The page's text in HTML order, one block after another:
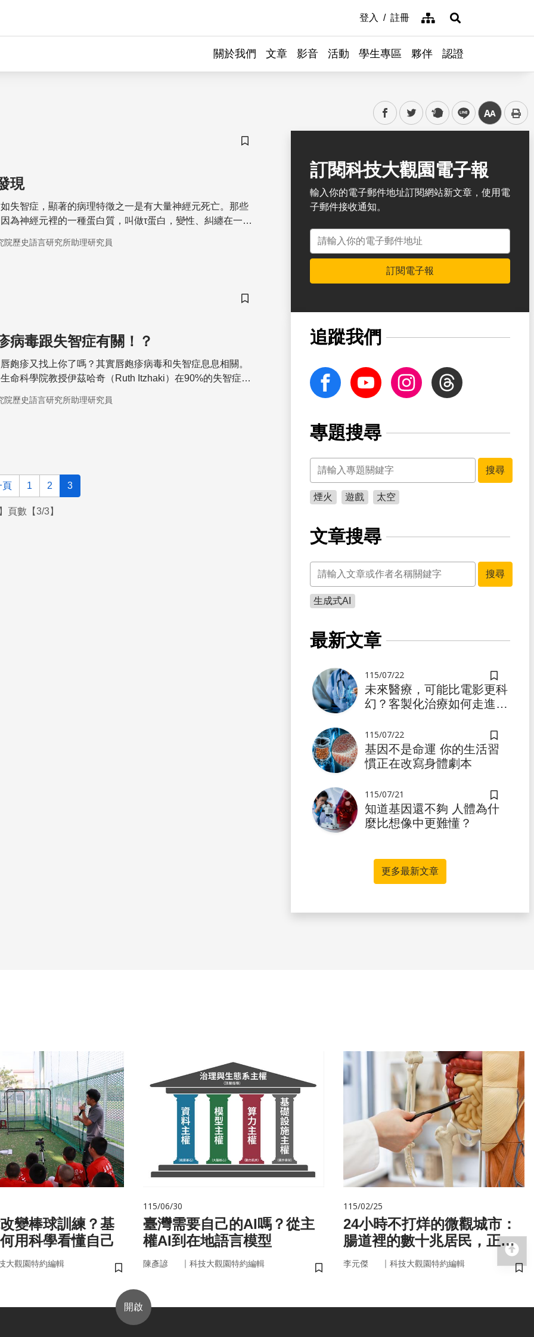
登入 註冊 網站導覽展開搜尋
關於我們 文章 影音 活動 學生專區 夥伴 認證
facebooktwitter plurk line 中
儲存書籤
現
失智症，顯著的病理特徵之一是有大量神經元死亡。那些
為神經元裡的一種蛋白質，叫做τ蛋白，變性、糾纏在一
院歷史語言研究所助理研究員
儲存書籤
病毒跟失智症有關！？
皰疹又找上你了嗎？其實唇皰疹病毒和失智症息息相關。
命科學院教授伊茲哈奇（Ruth Itzhaki）在90%的失智症病
院歷史語言研究所助理研究員
頁 1 2 3
頁數【3/3】
訂閱科技大觀園電子報
輸入你的電子郵件地址訂閱網站新文章，使用電
子郵件接收通知。
電子郵件地址
訂閱電子報
追蹤我們
facebook Youtube InstagramThreads
專題搜尋
關鍵字
搜尋
煙火 遊戲 太空
文章搜尋
關鍵字
搜尋
生成式AI
最新文章
儲存書籤
115/07/22
未來醫療，可能比電影更科
幻？客製化治療如何走進真
儲存書籤
115/07/22
基因不是命運 你的生活習
慣正在改寫身體劇本
儲存書籤
115/07/21
知道基因還不夠 人體為什
麼比想像中更難懂？
更多最新文章
變棒球訓練？基
用科學看懂自己
大觀園特約編輯
儲存書籤
115/06/30
臺灣需要自己的AI嗎？從主
權AI到在地語言模型
陳彥諺 ｜ 科技大觀園特約編輯
儲存書籤
115/02/25
24小時不打烊的微觀城市：
腸道裡的數十兆居民，正悄
悄掌管你的大腦與健康
李元傑 ｜ 科技大觀園特約編輯
儲
開啟